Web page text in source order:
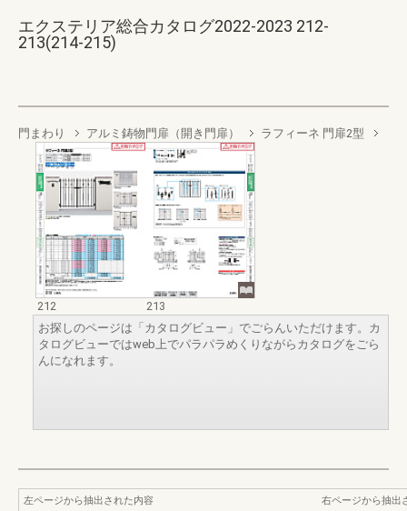
エクステリア総合カタログ2022-2023 212-
213(214-215)
門まわり アルミ鋳物門扉（開き門扉） ラフィーネ 門扉2型
212
213
お探しのページは「カタログビュー」でごらんいただけます。カ
タログビューではweb上でパラパラめくりながらカタログをごら
んになれます。
左ページから抽出された内容
右ページから抽出